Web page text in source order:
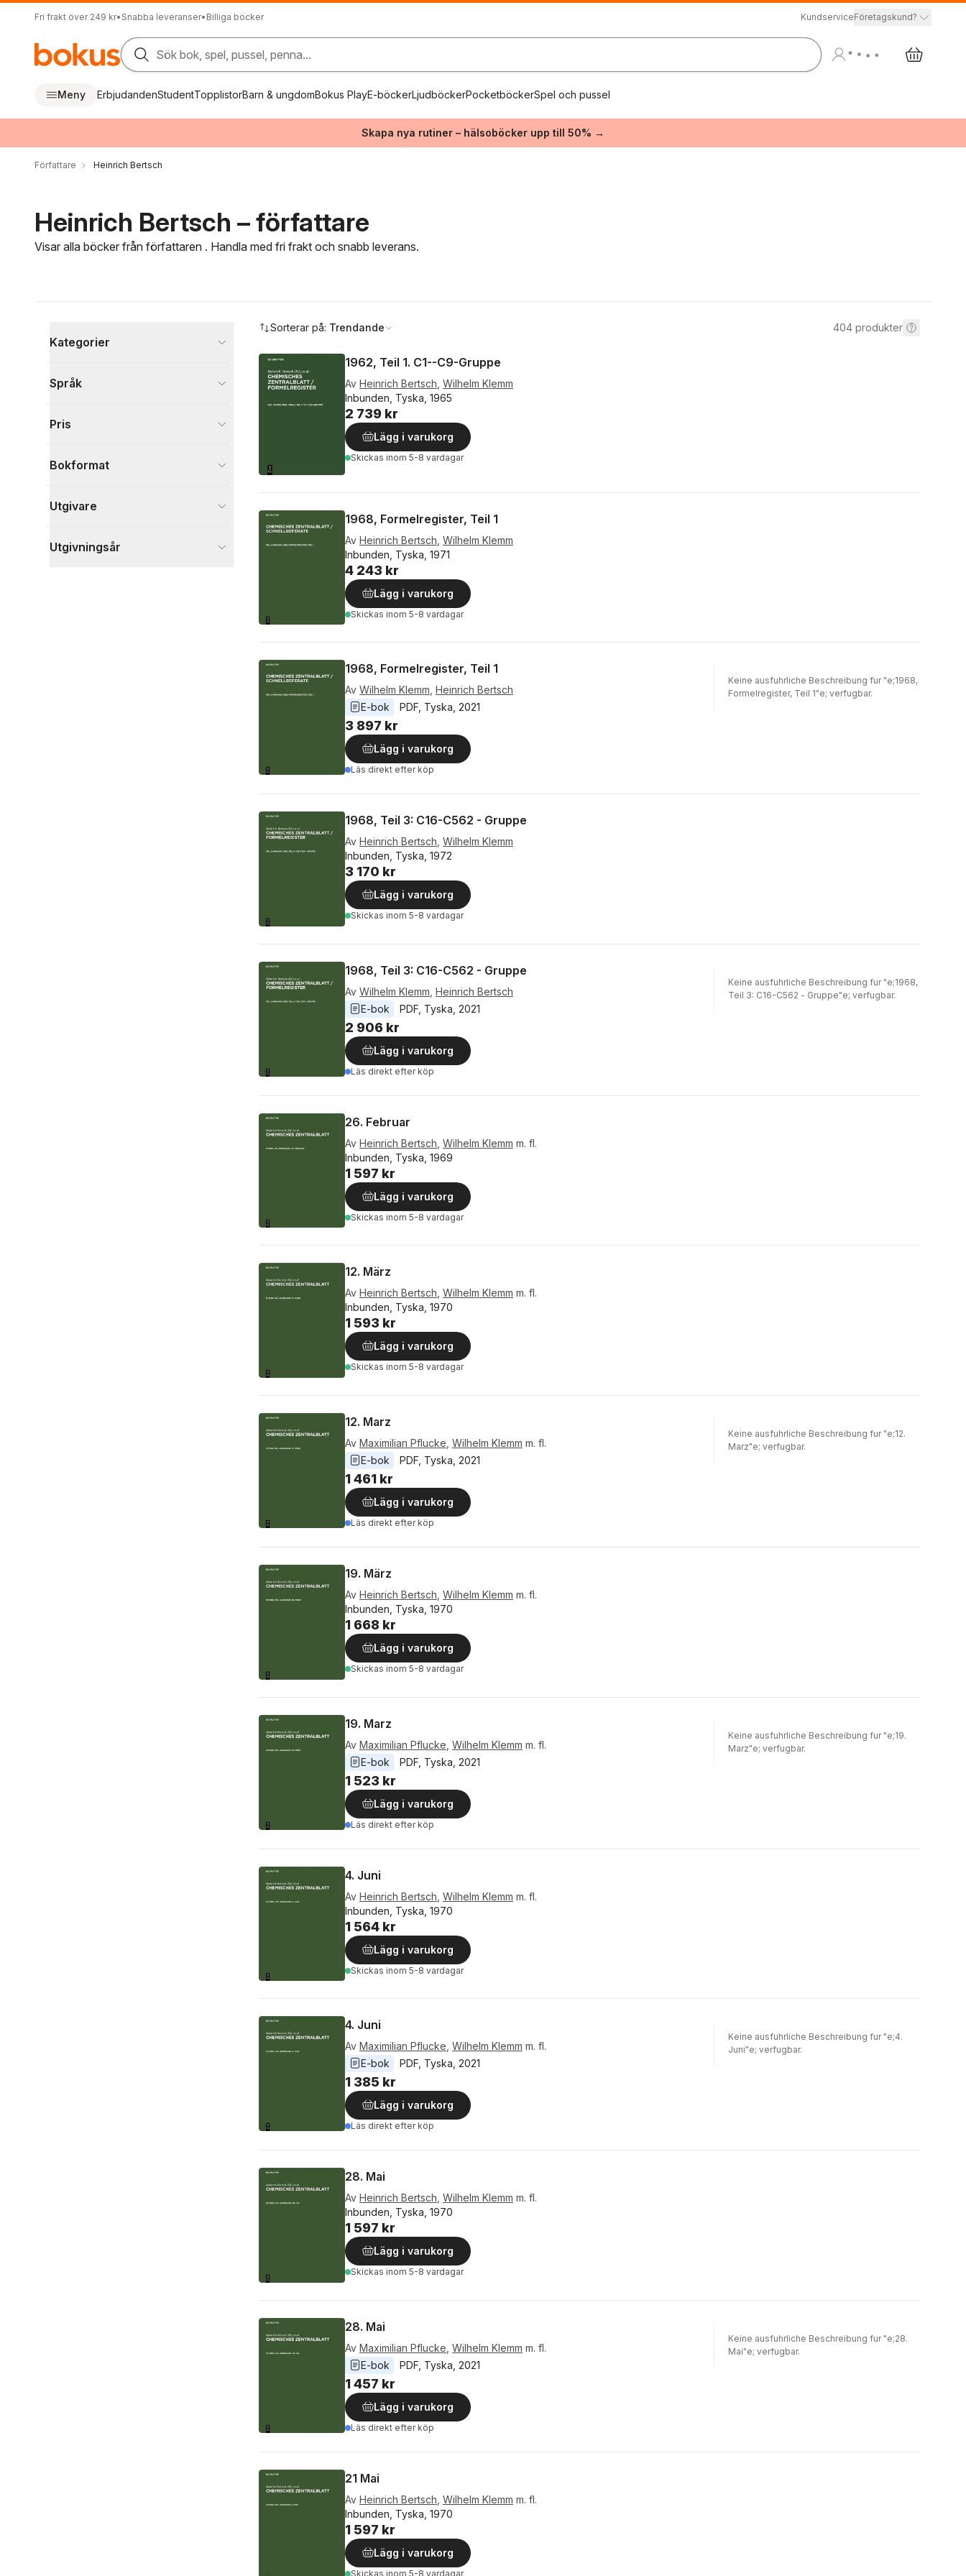
Fri frakt över 249 kr• Snabba leveranser• Billiga böcker KundserviceFöretagskund?
Sök bok, spel, pussel, penna...
Meny ErbjudandenStudentTopplistorBarn & ungdomBokus PlayE-böckerLjudböckerPocketböckerSpel och pussel
Skapa nya rutiner – hälsoböcker upp till 50% →
Författare Heinrich Bertsch
Heinrich Bertsch – författare
Visar alla böcker från författaren . Handla med fri frakt och snabb leverans.
Kategorier
Visa fler
Språk
Pris
Bokformat
Utgivare
Utgivningsår
Sorterar på: Trendande 404 produkter
1962, Teil 1. C1--C9-Gruppe
Av Heinrich Bertsch Wilhelm Klemm
Inbunden, Tyska, 1965
2 739 kr
Lägg i varukorg
Skickas inom 5-8 vardagar
1968, Formelregister, Teil 1
Av Heinrich Bertsch Wilhelm Klemm
Inbunden, Tyska, 1971
4 243 kr
Lägg i varukorg
Skickas inom 5-8 vardagar
1968, Formelregister, Teil 1
Av Wilhelm Klemm Heinrich Bertsch
E-bok
PDF Tyska 2021
3 897 kr
Lägg i varukorg
Läs direkt efter köp
Keine ausfuhrliche Beschreibung fur "e;1968,
Formelregister, Teil 1"e; verfugbar.
1968, Teil 3: C16-C562 - Gruppe
Av Heinrich Bertsch Wilhelm Klemm
Inbunden, Tyska, 1972
3 170 kr
Lägg i varukorg
Skickas inom 5-8 vardagar
1968, Teil 3: C16-C562 - Gruppe
Av Wilhelm Klemm Heinrich Bertsch
E-bok
PDF Tyska 2021
2 906 kr
Lägg i varukorg
Läs direkt efter köp
Keine ausfuhrliche Beschreibung fur "e;1968,
Teil 3: C16-C562 - Gruppe"e; verfugbar.
26. Februar
Av Heinrich Bertsch Wilhelm Klemm m. fl.
Inbunden, Tyska, 1969
1 597 kr
Lägg i varukorg
Skickas inom 5-8 vardagar
12. März
Av Heinrich Bertsch Wilhelm Klemm m. fl.
Inbunden, Tyska, 1970
1 593 kr
Lägg i varukorg
Skickas inom 5-8 vardagar
12. Marz
Av Maximilian Pflucke Wilhelm Klemm m. fl.
E-bok
PDF Tyska 2021
1 461 kr
Lägg i varukorg
Läs direkt efter köp
Keine ausfuhrliche Beschreibung fur "e;12.
Marz"e; verfugbar.
19. März
Av Heinrich Bertsch Wilhelm Klemm m. fl.
Inbunden, Tyska, 1970
1 668 kr
Lägg i varukorg
Skickas inom 5-8 vardagar
19. Marz
Av Maximilian Pflucke Wilhelm Klemm m. fl.
E-bok
PDF Tyska 2021
1 523 kr
Lägg i varukorg
Läs direkt efter köp
Keine ausfuhrliche Beschreibung fur "e;19.
Marz"e; verfugbar.
4. Juni
Av Heinrich Bertsch Wilhelm Klemm m. fl.
Inbunden, Tyska, 1970
1 564 kr
Lägg i varukorg
Skickas inom 5-8 vardagar
4. Juni
Av Maximilian Pflucke Wilhelm Klemm m. fl.
E-bok
PDF Tyska 2021
1 385 kr
Lägg i varukorg
Läs direkt efter köp
Keine ausfuhrliche Beschreibung fur "e;4.
Juni"e; verfugbar.
28. Mai
Av Heinrich Bertsch Wilhelm Klemm m. fl.
Inbunden, Tyska, 1970
1 597 kr
Lägg i varukorg
Skickas inom 5-8 vardagar
28. Mai
Av Maximilian Pflucke Wilhelm Klemm m. fl.
E-bok
PDF Tyska 2021
1 457 kr
Lägg i varukorg
Läs direkt efter köp
Keine ausfuhrliche Beschreibung fur "e;28.
Mai"e; verfugbar.
21 Mai
Av Heinrich Bertsch Wilhelm Klemm m. fl.
Inbunden, Tyska, 1970
1 597 kr
Lägg i varukorg
Skickas inom 5-8 vardagar